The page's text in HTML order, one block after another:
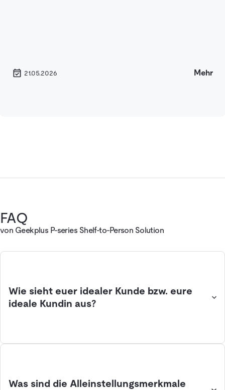
21.05.2026 Mehr
FAQ
von Geekplus P-series Shelf-to-Person Solution
Wie sieht euer idealer Kunde bzw. eure
ideale Kundin aus?
Was sind die Alleinstellungsmerkmale